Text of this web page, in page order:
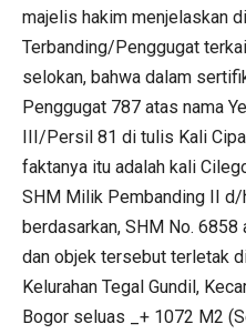
majelis hakim menjelaskan
Terbanding/Penggugat
selokan, bahwa dalam
Penggugat 787 atas nama
III/Persil 81 di tulis Kali
faktanya itu adalah kali
SHM Milik Pembanding II d/
berdasarkan, SHM No. 6858
dan objek tersebut terletak
Kelurahan Tegal Gundil,
Bogor seluas _+ 1072 M2